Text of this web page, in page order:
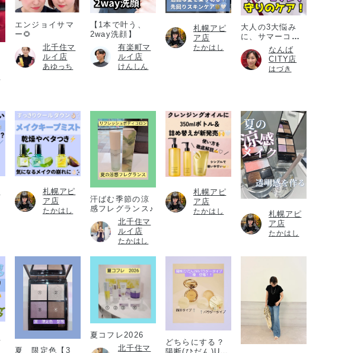
エンジョイサマ
ー🌻
北千住マ
ルイ店
あゆっち
【1本で叶う、
2way洗顔】
有楽町マ
ルイ店
けんしん
札幌アピ
ア店
たかはし
大人の3大悩み
に、サマーコフ
なんば
CITY店
はづき
札幌アピ
ア店
たかはし
汗ばむ季節の涼
感フレグランス♪
北千住マ
ルイ店
たかはし
札幌アピ
ア店
たかはし
札幌アピ
ア店
たかはし
夏 限定色【3
夏コフレ2026
北千住マ
どちらにする？